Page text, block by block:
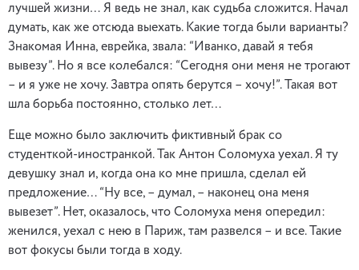
лучшей жизни… Я ведь не знал, как судьба сложится. Начал
думать, как же отсюда выехать. Какие тогда были варианты?
Знакомая Инна, еврейка, звала: “Иванко, давай я тебя
вывезу”. Но я все колебался: “Сегодня они меня не трогают
– и я уже не хочу. Завтра опять берутся – хочу!”. Такая вот
шла борьба постоянно, столько лет…
Еще можно было заключить фиктивный брак со
студенткой-иностранкой. Так Антон Соломуха уехал. Я ту
девушку знал и, когда она ко мне пришла, сделал ей
предложение… “Ну все, – думал, – наконец она меня
вывезет”. Нет, оказалось, что Соломуха меня опередил:
женился, уехал с нею в Париж, там развелся – и все. Такие
вот фокусы были тогда в ходу.